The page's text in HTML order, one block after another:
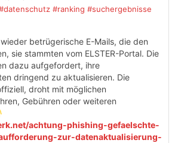
#ranking #suchergebnisse
betrügerische E-Mails, die den
sie stammten vom ELSTER-Portal. Die
dazu aufgefordert, ihre
dringend zu aktualisieren. Die
droht mit möglichen
Gebühren oder weiteren
achtung-phishing-gefaelschte-
zur-datenaktualisierung-